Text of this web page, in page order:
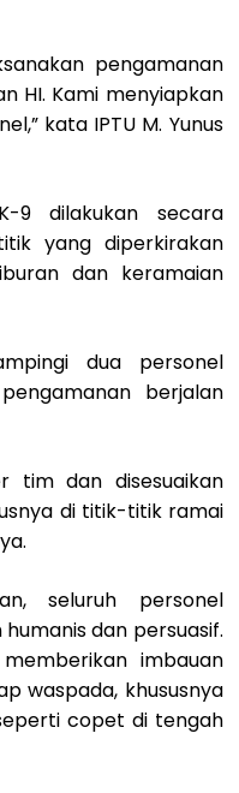
pengamanan
HI. Kami menyiapkan
kata IPTU M. Yunus
9 dilakukan secara
yang diperkirakan
dan keramaian
dua personel
berjalan
tim dan disesuaikan
di titik-titik ramai
seluruh personel
dan persuasif.
imbauan
waspada, khususnya
copet di tengah